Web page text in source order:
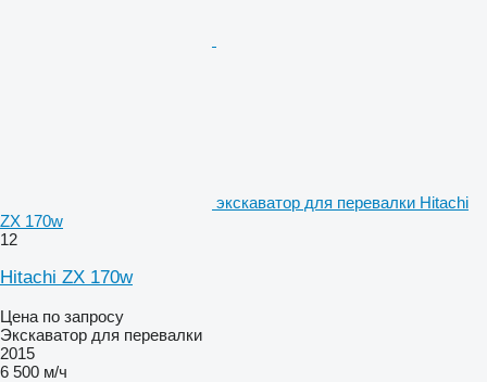
экскаватор для перевалки Hitachi
ZX 170w
12
Hitachi ZX 170w
Цена по запросу
Экскаватор для перевалки
2015
6 500 м/ч